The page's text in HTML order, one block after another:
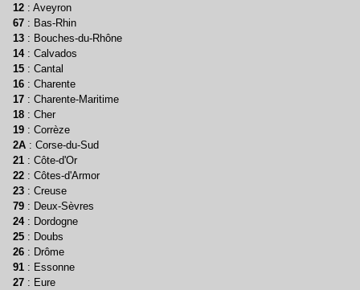
12 : Aveyron
67 : Bas-Rhin
13 : Bouches-du-Rhône
14: Calvados
15 : Cantal
16 : Charente
17 : Charente-Maritime
18 : Cher
19 : Corrèze
2A : Corse-du-Sud
21 : Côte-d'Or
22 : Côtes-d'Armor
23 : Creuse
79 : Deux-Sèvres
24: Dordogne
25 : Doubs
26 : Drôme
91 : Essonne
27 : Eure